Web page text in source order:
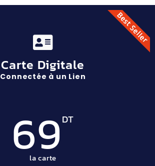
Carte Digitale
Connectée à un Lien
69 DT
la carte
Best Seller